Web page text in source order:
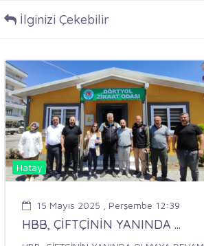
İlginizi Çekebilir
Hatay
15 Mayıs 2025 , Perşembe 12:39
HBB, ÇİFTÇİNİN YANINDA ...